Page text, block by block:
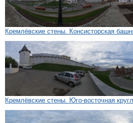
Кремлёвские стены. Консисторская
Кремлёвские стены. Юго-восточная